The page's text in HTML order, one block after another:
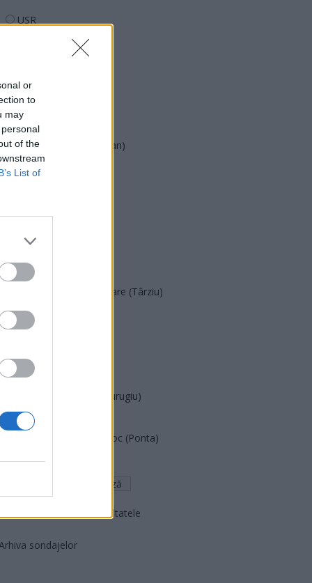
or
to
may
of the
List of
USR
AUR
UDMR
PMP (Tomac)
Forța Dreptei (L. Orban)
PNȚMM
POT (Gavrilă)
PACE (Peia)
Acțiunea Conservatoare (Târziu)
PDF (Lazarus)
PUSL (D. Voiculescu)
PNCR (Terheș)
Partidul Patrioților (Surugiu)
FAR (Coarnă)
România pe Primul Loc (Ponta)
Altul
Arată rezultatele
sondajelor